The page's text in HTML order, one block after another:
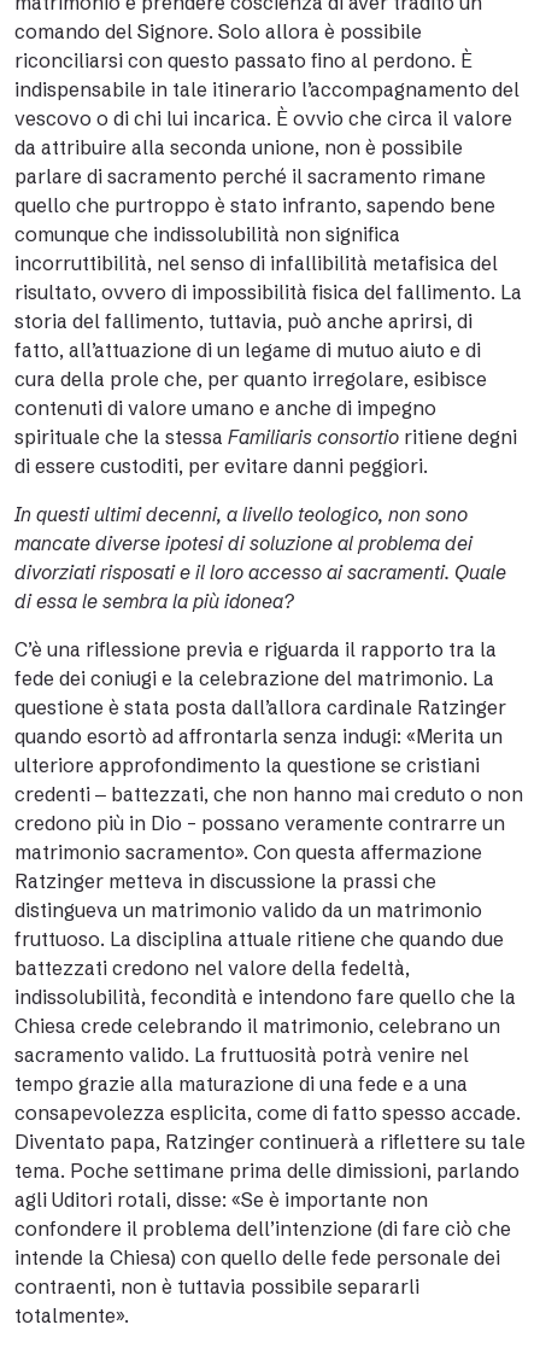
comando del Signore. Solo allora è possibile
riconciliarsi con questo passato fino al perdono. È
indispensabile in tale itinerario l’accompagnamento del
vescovo o di chi lui incarica. È ovvio che circa il valore
da attribuire alla seconda unione, non è possibile
parlare di sacramento perché il sacramento rimane
quello che purtroppo è stato infranto, sapendo bene
comunque che indissolubilità non significa
incorruttibilità, nel senso di infallibilità metafisica del
risultato, ovvero di impossibilità fisica del fallimento. La
storia del fallimento, tuttavia, può anche aprirsi, di
fatto, all’attuazione di un legame di mutuo aiuto e di
cura della prole che, per quanto irregolare, esibisce
contenuti di valore umano e anche di impegno
spirituale che la stessa Familiaris consortio ritiene degni
di essere custoditi, per evitare danni peggiori.
In questi ultimi decenni, a livello teologico, non sono
mancate diverse ipotesi di soluzione al problema dei
divorziati risposati e il loro accesso ai sacramenti. Quale
di essa le sembra la più idonea?
C’è una riflessione previa e riguarda il rapporto tra la
fede dei coniugi e la celebrazione del matrimonio. La
questione è stata posta dall’allora cardinale Ratzinger
quando esortò ad affrontarla senza indugi: «Merita un
ulteriore approfondimento la questione se cristiani
credenti ‒ battezzati, che non hanno mai creduto o non
credono più in Dio – possano veramente contrarre un
matrimonio sacramento». Con questa affermazione
Ratzinger metteva in discussione la prassi che
distingueva un matrimonio valido da un matrimonio
fruttuoso. La disciplina attuale ritiene che quando due
battezzati credono nel valore della fedeltà,
indissolubilità, fecondità e intendono fare quello che la
Chiesa crede celebrando il matrimonio, celebrano un
sacramento valido. La fruttuosità potrà venire nel
tempo grazie alla maturazione di una fede e a una
consapevolezza esplicita, come di fatto spesso accade.
Diventato papa, Ratzinger continuerà a riflettere su tale
tema. Poche settimane prima delle dimissioni, parlando
agli Uditori rotali, disse: «Se è importante non
confondere il problema dell’intenzione (di fare ciò che
intende la Chiesa) con quello delle fede personale dei
contraenti, non è tuttavia possibile separarli
totalmente».